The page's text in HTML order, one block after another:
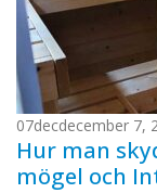
07decdecember 7,
Hur man
mögel och